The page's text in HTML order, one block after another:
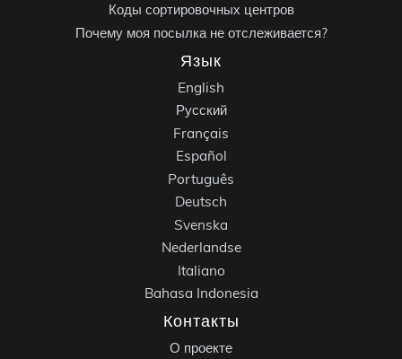
Коды сортировочных центров
Почему моя посылка не отслеживается?
Язык
English
Русский
Français
Español
Português
Deutsch
Svenska
Nederlandse
Italiano
Bahasa Indonesia
Контакты
О проекте